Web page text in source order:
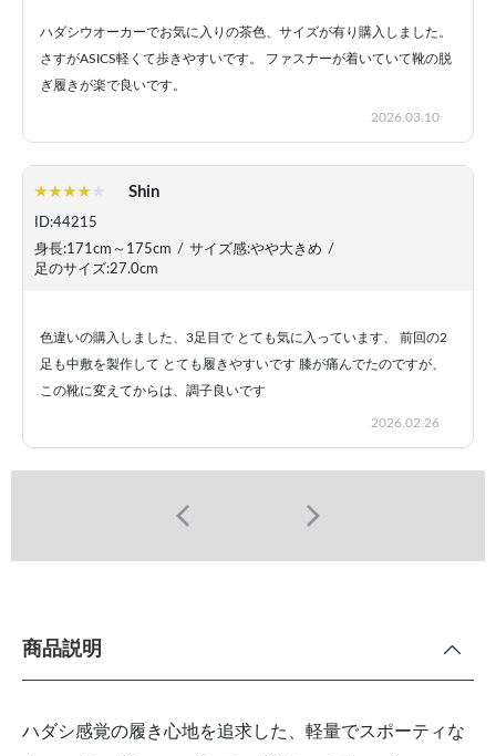
ハダシウオーカーでお気に入りの茶色、サイズが有り購入しました。
さすがASICS軽くて歩きやすいです。 ファスナーが着いていて靴の脱
ぎ履きが楽で良いです。
2026.03.10
Shin
ID:44215
身長:171cm～175cm / サイズ感:やや大きめ /
足のサイズ:27.0cm
色違いの購入しました、3足目で とても気に入っています、 前回の2
足も中敷を製作して とても履きやすいです 膝が痛んでたのですが、
この靴に変えてからは、調子良いです
2026.02.26
商品説明
ハダシ感覚の履き心地を追求した、軽量でスポーティな